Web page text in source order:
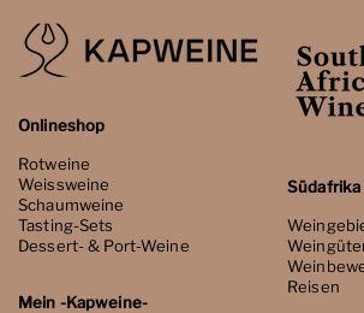
Onlineshop
Rotweine
Weissweine
Schaumweine
Tasting-Sets
Dessert- & Port-Weine
Mein -Kapweine-
Südafrika
Reisen